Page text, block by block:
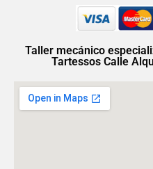
Taller mecánico
Tartessos Calle